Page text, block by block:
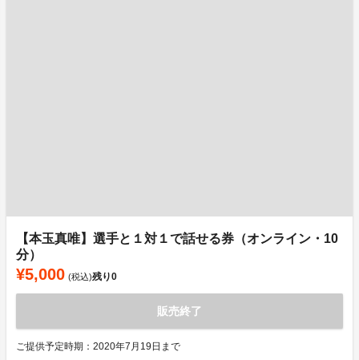
【本玉真唯】選手と１対１で話せる券（オンライン・10
分）
¥5,000 (税込)残り0
販売終了
ご提供予定時期：2020年7月19日まで